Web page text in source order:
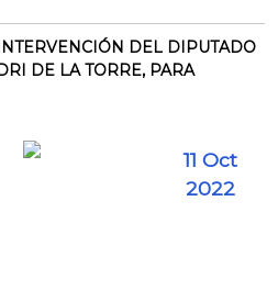
DEL DIPUTADO
DE LA TORRE, PARA
11 Oct
2022